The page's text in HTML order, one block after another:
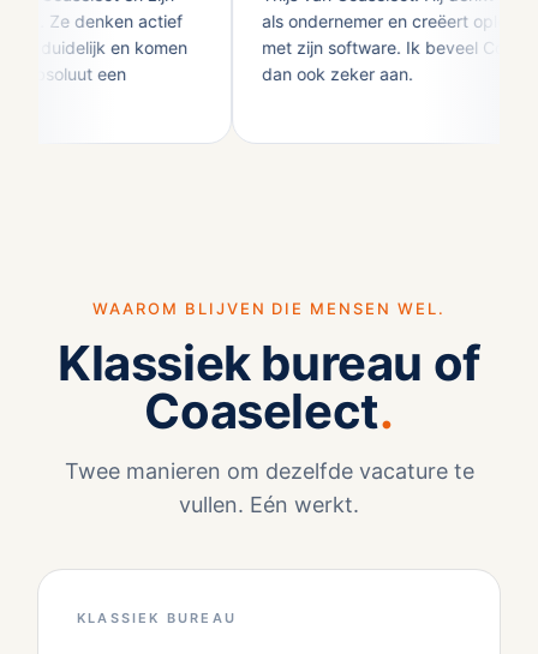
Ze denken actief
duidelijk en komen
een
als ondernemer en creëert
met zijn software. Ik beveel Coaselect
dan ook zeker aan.
WAAROM BLIJVEN DIE MENSEN WEL.
Klassiek bureau of
Coaselect
Twee manieren om dezelfde vacature te
vullen. Eén werkt.
KLASSIEK BUREAU